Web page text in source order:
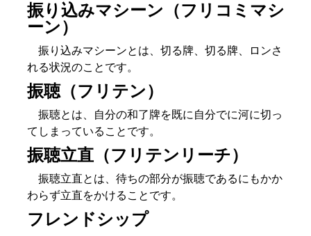
振り込みマシーン（フリコミマシ
ーン）
振り込みマシーンとは、切る牌、切る牌、ロンさ
れる状況のことです。
振聴（フリテン）
振聴とは、自分の和了牌を既に自分でに河に切っ
てしまっていることです。
振聴立直（フリテンリーチ）
振聴立直とは、待ちの部分が振聴であるにもかか
わらず立直をかけることです。
フレンドシップ